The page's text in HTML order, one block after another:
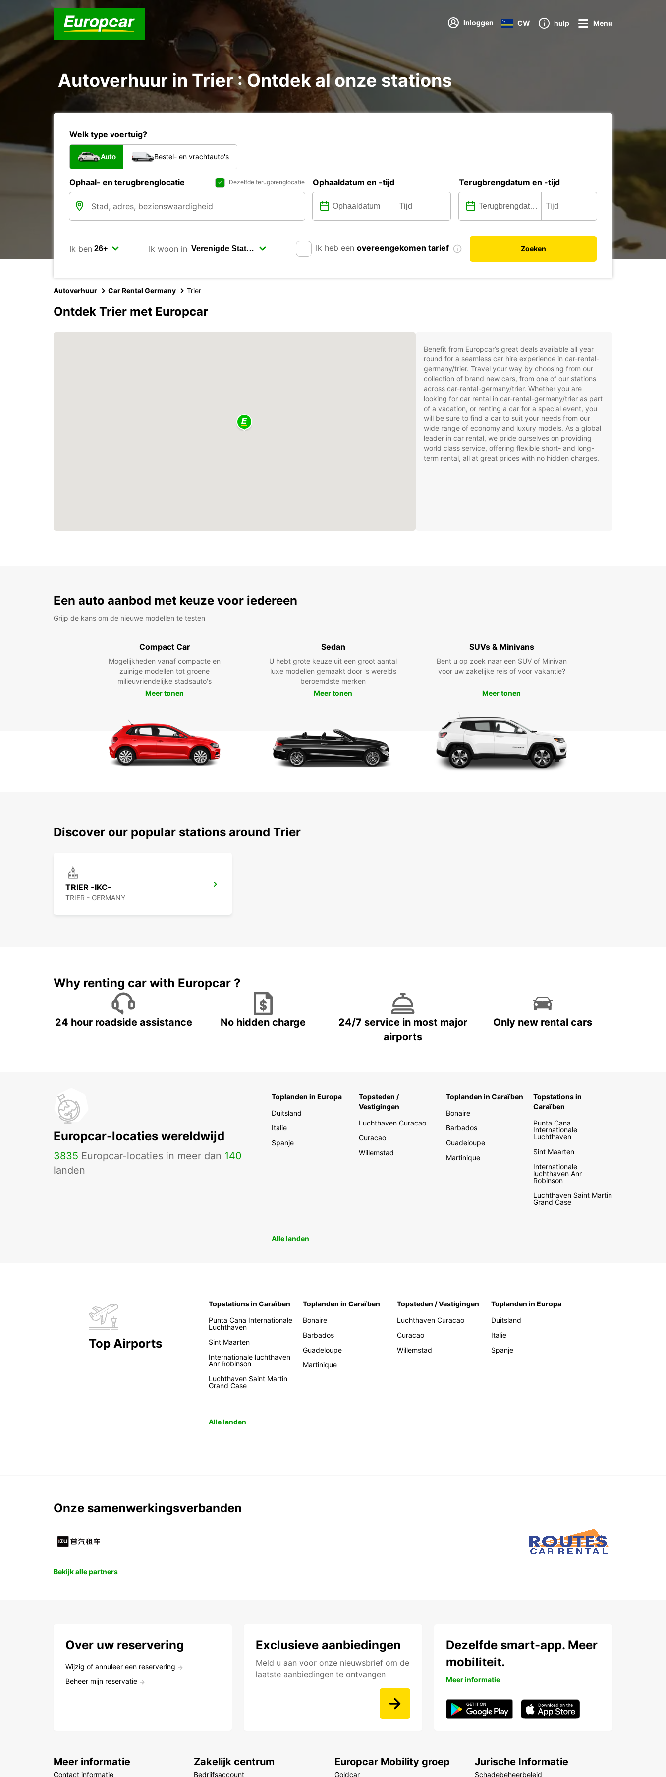
Inloggen CW hulp Menu
Autoverhuur in Trier : Ontdek al onze stations
Welk type voertuig?
Auto Bestel- en vrachtauto's
Ophaal- en terugbrenglocatie Dezelfde terugbrenglocatie Ophaaldatum en -tijd Terugbrengdatum en -tijd
Ik ben Ik woon in Ik heb een overeengekomen tarief Zoeken
Autoverhuur Car Rental Germany Trier
Ontdek Trier met Europcar
Benefit from Europcar’s great deals available all year
round for a seamless car hire experience in car-rental-
germany/trier. Travel your way by choosing from our
collection of brand new cars, from one of our stations
across car-rental-germany/trier. Whether you are
looking for car rental in car-rental-germany/trier as part
of a vacation, or renting a car for a special event, you
will be sure to find a car to suit your needs from our
wide range of economy and luxury models. As a global
leader in car rental, we pride ourselves on providing
world class service, offering flexible short- and long-
term rental, all at great prices with no hidden charges.
Een auto aanbod met keuze voor iedereen
Grijp de kans om de nieuwe modellen te testen
Compact Car
Mogelijkheden vanaf compacte en
zuinige modellen tot groene
milieuvriendelijke stadsauto's
Meer tonen
Sedan
U hebt grote keuze uit een groot aantal
luxe modellen gemaakt door 's werelds
beroemdste merken
Meer tonen
SUVs & Minivans
Bent u op zoek naar een SUV of Minivan
voor uw zakelijke reis of voor vakantie?
Meer tonen
Discover our popular stations around Trier
TRIER -IKC-
TRIER - GERMANY
Why renting car with Europcar ?
24 hour roadside assistance No hidden charge
24/7 service in most major
airports
Only new rental cars
Europcar-locaties wereldwijd
3835 Europcar-locaties in meer dan 140
landen
Toplanden in Europa
Duitsland
Italie
Spanje
Topsteden /
Vestigingen
Luchthaven Curacao
Curacao
Willemstad
Toplanden in Caraïben
Bonaire
Barbados
Guadeloupe
Martinique
Topstations in
Caraïben
Punta Cana
Internationale
Luchthaven
Sint Maarten
Internationale
luchthaven Anr
Robinson
Luchthaven Saint Martin
Grand Case
Alle landen
Top Airports
Topstations in Caraïben
Punta Cana Internationale
Luchthaven
Sint Maarten
Internationale luchthaven
Anr Robinson
Luchthaven Saint Martin
Grand Case
Toplanden in Caraïben
Bonaire
Barbados
Guadeloupe
Martinique
Topsteden / Vestigingen
Luchthaven Curacao
Curacao
Willemstad
Toplanden in Europa
Duitsland
Italie
Spanje
Alle landen
Onze samenwerkingsverbanden
Bekijk alle partners
Over uw reservering
Wijzig of annuleer een reservering
Beheer mijn reservatie
Exclusieve aanbiedingen
Meld u aan voor onze nieuwsbrief om de
laatste aanbiedingen te ontvangen
Dezelfde smart-app. Meer
mobiliteit.
Meer informatie
Meer informatie
Contact informatie
Zakelijk centrum
Bedrijfsaccount
Europcar Mobility groep
Goldcar
Jurische Informatie
Schadebeheerbeleid